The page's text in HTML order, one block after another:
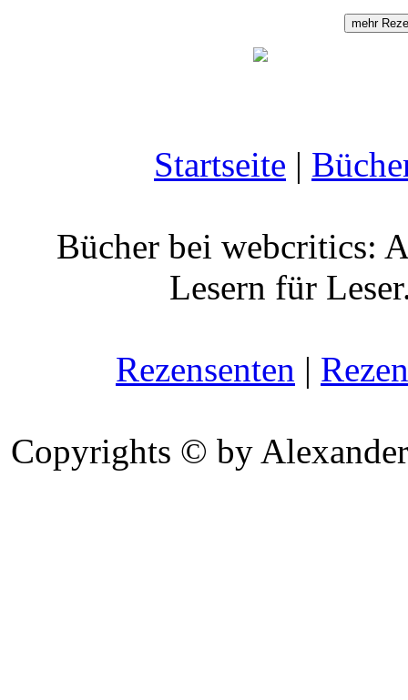
Startseite |
Bücher bei webcritics:
Lesern für
Rezensenten |
Copyrights © by